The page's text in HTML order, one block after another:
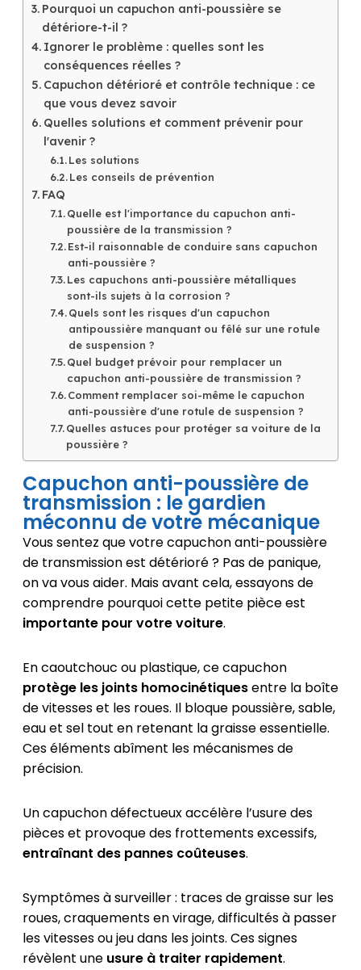
Pourquoi un capuchon anti-poussière se
détériore-t-il ?
Ignorer le problème : quelles sont les
conséquences réelles ?
Capuchon détérioré et contrôle technique : ce
que vous devez savoir
Quelles solutions et comment prévenir pour
l'avenir ?
Les solutions
Les conseils de prévention
FAQ
Quelle est l'importance du capuchon anti-
poussière de la transmission ?
Est-il raisonnable de conduire sans capuchon
anti-poussière ?
Les capuchons anti-poussière métalliques
sont-ils sujets à la corrosion ?
Quels sont les risques d'un capuchon
antipoussière manquant ou fêlé sur une rotule
de suspension ?
Quel budget prévoir pour remplacer un
capuchon anti-poussière de transmission ?
Comment remplacer soi-même le capuchon
anti-poussière d'une rotule de suspension ?
Quelles astuces pour protéger sa voiture de la
poussière ?
Capuchon anti-poussière de
transmission : le gardien
méconnu de votre mécanique
Vous sentez que votre capuchon anti-poussière
de transmission est détérioré ? Pas de panique,
on va vous aider. Mais avant cela, essayons de
comprendre pourquoi cette petite pièce est
importante pour votre voiture.
En caoutchouc ou plastique, ce capuchon
protège les joints homocinétiquesentre la boîte
de vitesses et les roues. Il bloque poussière, sable,
eau et sel tout en retenant la graisse essentielle.
Ces éléments abîment les mécanismes de
précision.
Un capuchon défectueux accélère l’usure des
pièces et provoque des frottements excessifs,
entraînant des pannes coûteuses.
Symptômes à surveiller : traces de graisse sur les
roues, craquements en virage, difficultés à passer
les vitesses ou jeu dans les joints. Ces signes
révèlent une usure à traiter rapidement.